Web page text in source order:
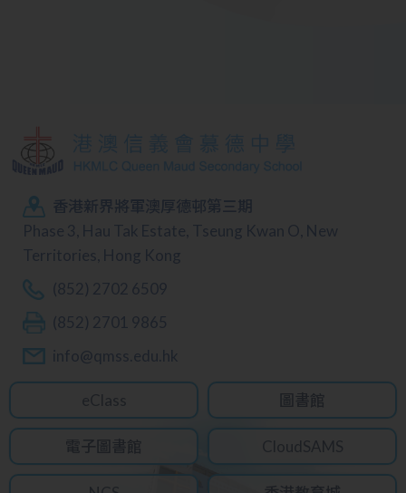
香港新界將軍澳厚德邨第三期
Phase 3, Hau Tak Estate, Tseung Kwan O, New
Territories, Hong Kong
(852) 2702 6509
(852) 2701 9865
info@qmss.edu.hk
eClass 圖書館
電子圖書館 CloudSAMS